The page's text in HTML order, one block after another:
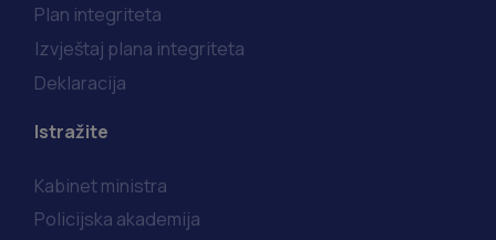
Plan integriteta
Izvještaj plana integriteta
Deklaracija
Istražite
Kabinet ministra
Policijska akademija